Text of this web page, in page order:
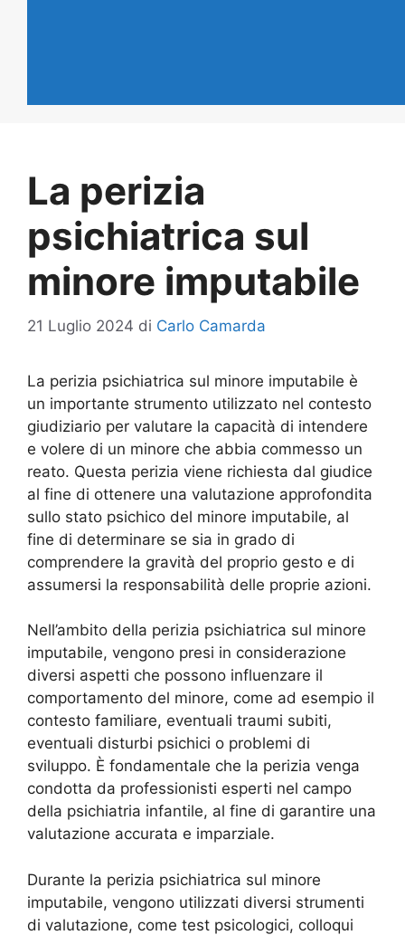
La perizia
psichiatrica sul
minore imputabile
21 Luglio 2024 di Carlo Camarda
La perizia psichiatrica sul minore imputabile è
un importante strumento utilizzato nel contesto
giudiziario per valutare la capacità di intendere
e volere di un minore che abbia commesso un
reato. Questa perizia viene richiesta dal giudice
al fine di ottenere una valutazione approfondita
sullo stato psichico del minore imputabile, al
fine di determinare se sia in grado di
comprendere la gravità del proprio gesto e di
assumersi la responsabilità delle proprie azioni.
Nell’ambito della perizia psichiatrica sul minore
imputabile, vengono presi in considerazione
diversi aspetti che possono influenzare il
comportamento del minore, come ad esempio il
contesto familiare, eventuali traumi subiti,
eventuali disturbi psichici o problemi di
sviluppo. È fondamentale che la perizia venga
condotta da professionisti esperti nel campo
della psichiatria infantile, al fine di garantire una
valutazione accurata e imparziale.
Durante la perizia psichiatrica sul minore
imputabile, vengono utilizzati diversi strumenti
di valutazione, come test psicologici, colloqui